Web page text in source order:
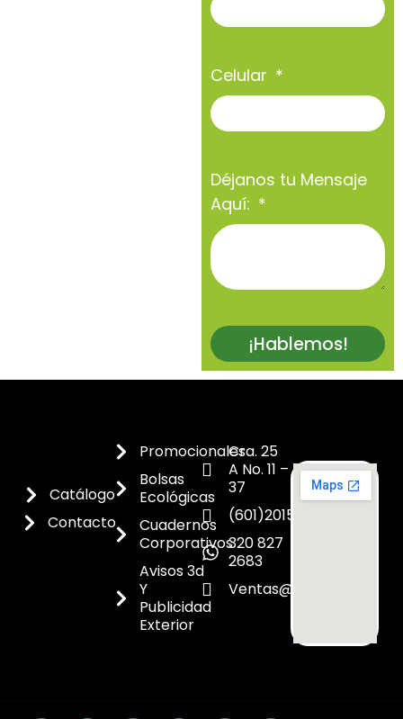
Celular
Déjanos tu Mensaje
Aquí:
¡Hablemos!
Catálogo
Contacto
Promocionales
Bolsas
Ecológicas
Cuadernos
Corporativos
Avisos 3d
Y
Publicidad
Exterior
Cra. 25
A No. 11 –
37
(601)2015300
320 827
2683
Ventas@dicoes.co